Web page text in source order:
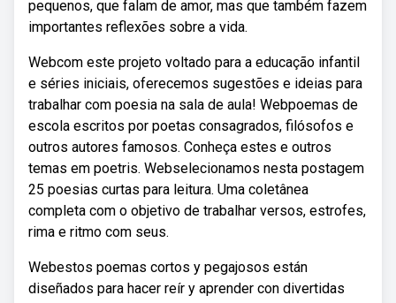
pequenos, que falam de amor, mas que também fazem
importantes reflexões sobre a vida.
Webcom este projeto voltado para a educação infantil
e séries iniciais, oferecemos sugestões e ideias para
trabalhar com poesia na sala de aula! Webpoemas de
escola escritos por poetas consagrados, filósofos e
outros autores famosos. Conheça estes e outros
temas em poetris. Webselecionamos nesta postagem
25 poesias curtas para leitura. Uma coletânea
completa com o objetivo de trabalhar versos, estrofes,
rima e ritmo com seus.
Webestos poemas cortos y pegajosos están
diseñados para hacer reír y aprender con divertidas